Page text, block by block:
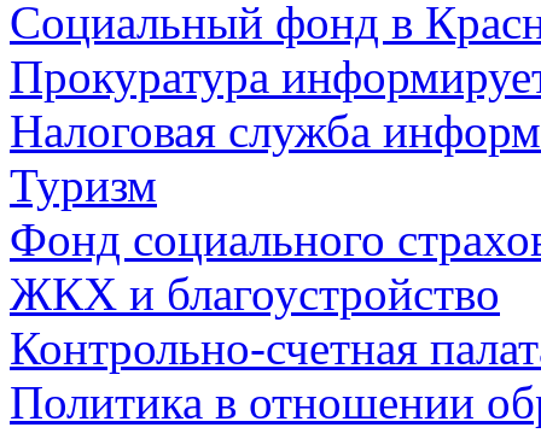
Социальный фонд в
Прокуратура
Налоговая служба
Туризм
Фонд социального
ЖКХ и благоустройство
Контрольно-счетная
Политика в отношении